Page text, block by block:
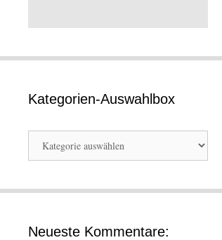
Kategorien-Auswahlbox
Kategorien-
Auswahlbox
Neueste Kommentare: